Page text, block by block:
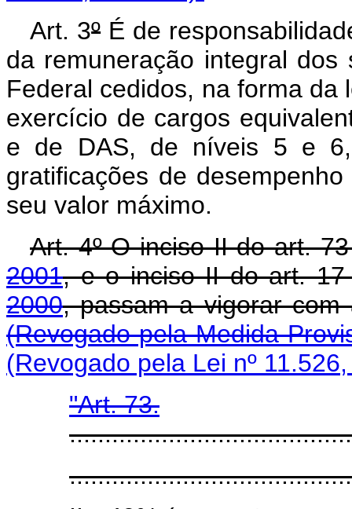
Art. 3ºÉ de
da remuneração integral dos
Federal cedidos, na forma
exercício de cargos
e de DAS, de níveis 5 e 6,
gratificações de
seu valor máximo.
Art. 4º O inciso II do art.
2001, e o inciso II do art.
2000, passam a
(Revogado pela Medida
(Revogado pela Lei nº
"Art. 73.